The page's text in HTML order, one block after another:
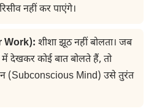
नहीं कर पाएंगे।
Work): शीशा झूठ नहीं बोलता। जब
कोई बात बोलते हैं, तो
(Subconscious Mind) उसे तुरंत